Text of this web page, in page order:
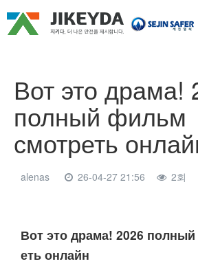
Вот это драма!
полный фильм
смотреть
alenas 26-04-27 21:56 2회
본문
Вот это драма! 2026
еть онлайн